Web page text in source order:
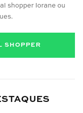
shopper Iorane ou
SHOPPER